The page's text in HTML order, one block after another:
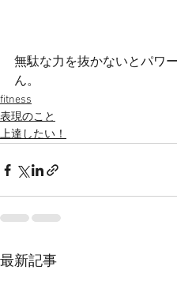
無駄な力を抜かないとパワ
ん。
fitness
表現のこと
上達したい！
最新記事